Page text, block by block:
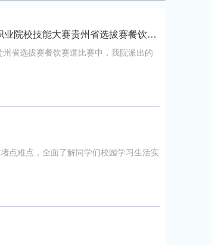
喜报｜社会服务系在贵州省职业院校技能大赛暨世界职业院校技能大赛贵州省选拔赛餐饮赛道中喜获佳绩...
省选拔赛餐饮赛道比赛中，我院派出的
点难点，全面了解同学们校园学习生活实